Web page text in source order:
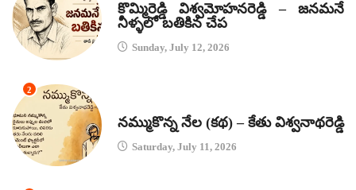
కొమ్మిరెడ్డి విశ్వమోహనరెడ్డి – జనమనే
నీళ్ళలో బతికిన చేప
Sunday, July 12, 2026
2
నమ్ముకొన్న నేల (కథ) – కేతు విశ్వనాథరెడ్డి
Saturday, July 11, 2026